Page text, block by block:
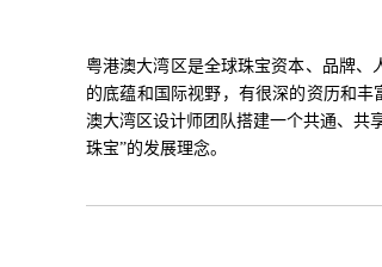
粤港澳大湾区是全球珠宝资本、品牌
的底蕴和国际视野，有很深的资历和
澳大湾区设计师团队搭建一个共通、共
珠宝”的发展理念。